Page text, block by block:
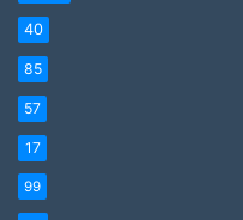
40
85
57
17
99